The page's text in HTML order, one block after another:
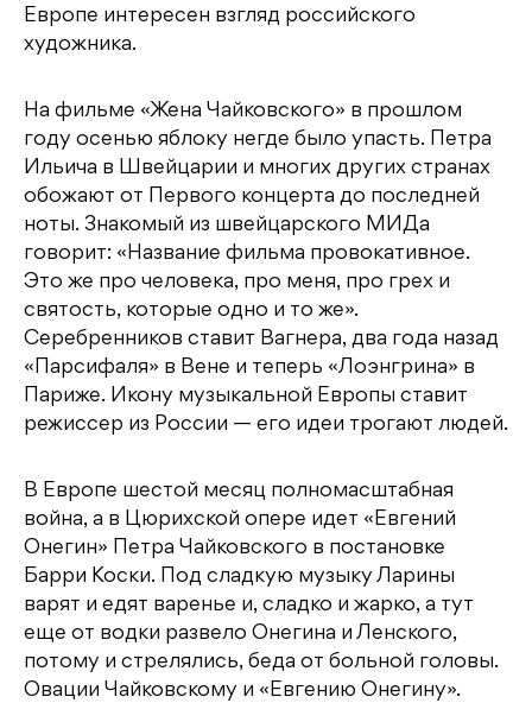
Европе интересен взгляд российского
художника.
На фильме «Жена Чайковского» в прошлом
году осенью яблоку негде было упасть. Петра
Ильича в Швейцарии и многих других странах
обожают от Первого концерта до последней
ноты. Знакомый из швейцарского МИДа
говорит: «Название фильма провокативное.
Это же про человека, про меня, про грех и
святость, которые одно и то же».
Серебренников ставит Вагнера, два года назад
«Парсифаля» в Вене и теперь «Лоэнгрина» в
Париже. Икону музыкальной Европы ставит
режиссер из России — его идеи трогают людей.
В Европе шестой месяц полномасштабная
война, а в Цюрихской опере идет «Евгений
Онегин» Петра Чайковского в постановке
Барри Коски. Под сладкую музыку Ларины
варят и едят варенье и, сладко и жарко, а тут
еще от водки развело Онегина и Ленского,
потому и стрелялись, беда от больной головы.
Овации Чайковскому и «Евгению Онегину».